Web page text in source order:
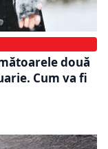
două
Cum va fi